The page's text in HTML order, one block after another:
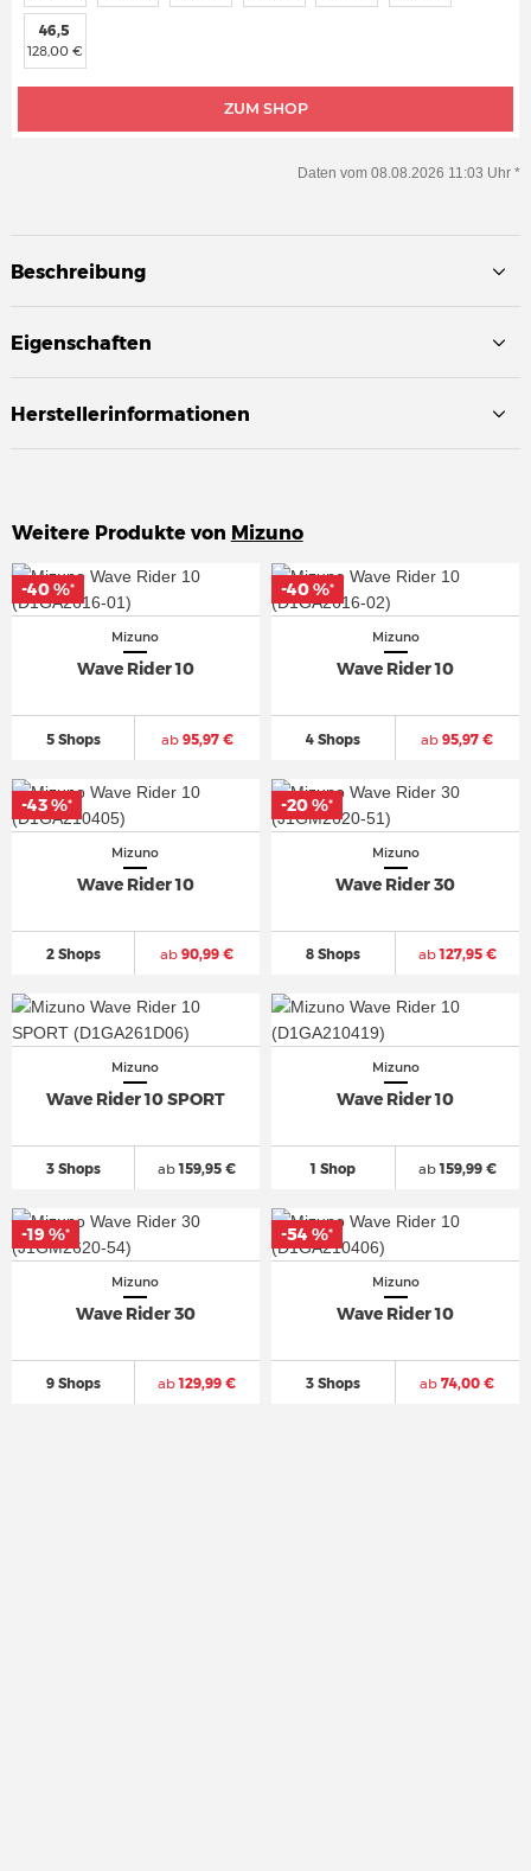
ZUM SHOP
46,5
128,00 €
Daten vom 08.08.2026 11:03 Uhr *
Beschreibung
Eigenschaften
Herstellerinformationen
Weitere Produkte von Mizuno
Mizuno
Wave Rider 10
5 Shops ab95,97 €
-40 %*
-40 %*
Mizuno
Wave Rider 10
4 Shops ab 95,97 €
-40 %*
-40 %*
Mizuno
Wave Rider 10
2 Shops ab 90,99 €
-43 %*
-43 %*
Mizuno
Wave Rider 30
8 Shops ab127,95 €
-20 %*
-20 %*
Mizuno
Wave Rider 10 SPORT
3 Shops ab159,95 €
Mizuno
Wave Rider 10
1 Shop ab159,99 €
Mizuno
Wave Rider 30
9 Shops ab129,99 €
-19 %*
-19 %*
Mizuno
Wave Rider 10
3 Shops ab 74,00 €
-54 %*
-54 %*